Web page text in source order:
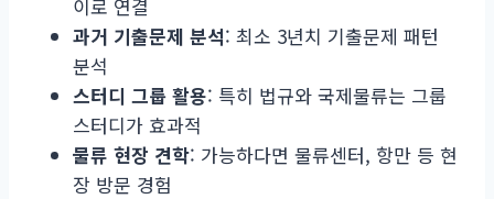
이로 연결
과거 기출문제 분석: 최소 3년치 기출문제 패턴
분석
스터디 그룹 활용: 특히 법규와 국제물류는 그룹
스터디가 효과적
물류 현장 견학: 가능하다면 물류센터, 항만 등 현
장 방문 경험